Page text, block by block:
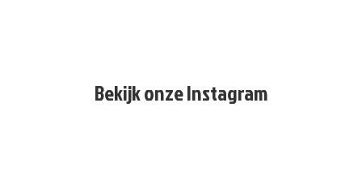
beschikbaar. Vraag hiernaar bij het maken van de
Bekijk onze Instagram